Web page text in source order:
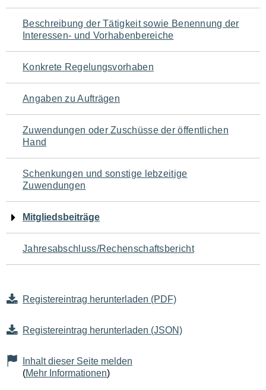
für
den
Seiteninhalt
Beschreibung der Tätigkeit sowie Benennung der
Interessen- und Vorhabenbereiche
Konkrete Regelungsvorhaben
Angaben zu Aufträgen
Zuwendungen oder Zuschüsse der öffentlichen
Hand
Schenkungen und sonstige lebzeitige
Zuwendungen
Mitgliedsbeiträge
Jahresabschluss/Rechenschaftsbericht
Registereintrag herunterladen (PDF)
Registereintrag herunterladen (JSON)
Inhalt dieser Seite melden
(Mehr Informationen)